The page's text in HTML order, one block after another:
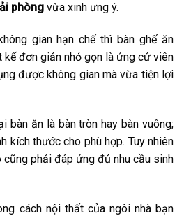
phòng vừa xinh ưng ý.
gian hạn chế thì bàn ghế ăn
kế đơn giản nhỏ gọn là ứng cử viên
được không gian mà vừa tiện lợi
bàn ăn là bàn tròn hay bàn vuông;
kích thước cho phù hợp. Tuy nhiên
cũng phải đáp ứng đủ nhu cầu sinh
cách nội thất của ngôi nhà bạn